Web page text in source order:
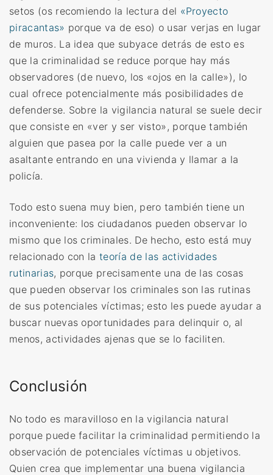
setos (os recomiendo la lectura del «Proyecto
piracantas» porque va de eso) o usar verjas en lugar
de muros. La idea que subyace detrás de esto es
que la criminalidad se reduce porque hay más
observadores (de nuevo, los «ojos en la calle»), lo
cual ofrece potencialmente más posibilidades de
defenderse. Sobre la vigilancia natural se suele decir
que consiste en «ver y ser visto», porque también
alguien que pasea por la calle puede ver a un
asaltante entrando en una vivienda y llamar a la
policía.
Todo esto suena muy bien, pero también tiene un
inconveniente: los ciudadanos pueden observar lo
mismo que los criminales. De hecho, esto está muy
relacionado con lateoría de las actividades
rutinarias, porque precisamente una de las cosas
que pueden observar los criminales son las rutinas
de sus potenciales víctimas; esto les puede ayudar a
buscar nuevas oportunidades para delinquir o, al
menos, actividades ajenas que se lo faciliten.
Conclusión
No todo es maravilloso en la vigilancia natural
porque puede facilitar la criminalidad permitiendo la
observación de potenciales víctimas u objetivos.
Quien crea que implementar una buena vigilancia